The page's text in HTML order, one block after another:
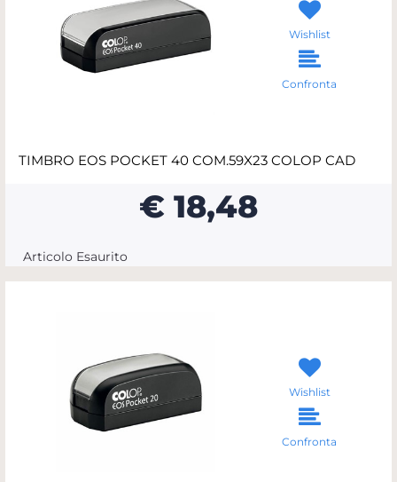
Wishlist
Confronta
TIMBRO EOS POCKET 40 COM.59X23 COLOP CAD
€ 18,48
Articolo Esaurito
Wishlist
Confronta